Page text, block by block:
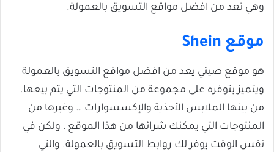
وهي تعد من افضل مواقع التسويق بالعمولة.
موقع Shein
هو موقع صيني يعد من افضل مواقع التسويق بالعمولة
ويتميز بتوفره على مجموعة من المنتوجات التي يتم بيعها.
من بينها الملابس الأحذية والإكسسوارات … وغيرها من
المنتوجات التي يمكنك شرائها من هذا الموقع ، ولكن في
نفس الوقت يوفر لك روابط التسويق بالعمولة. والتي